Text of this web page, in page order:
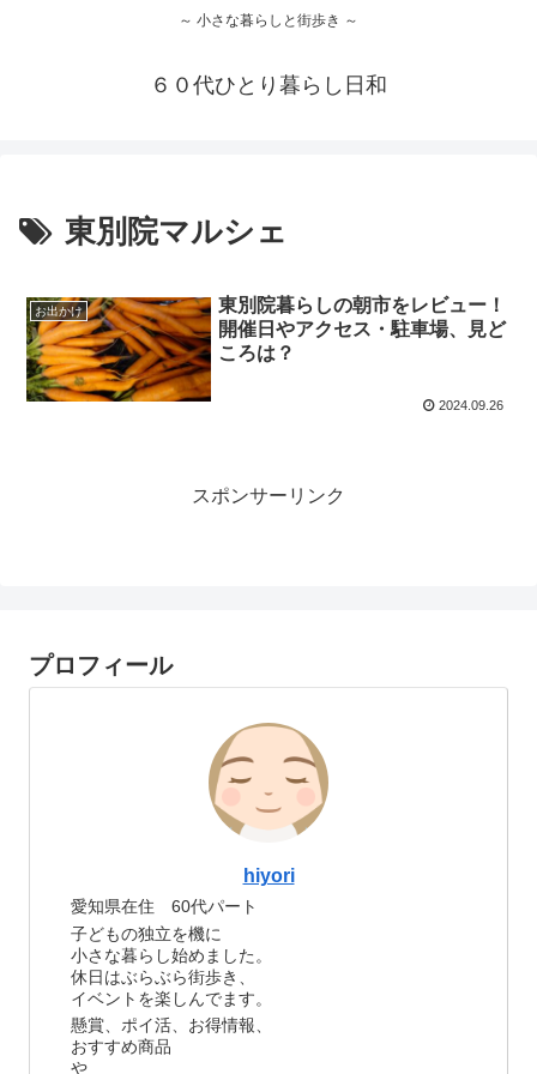
～ 小さな暮らしと街歩き ～
６０代ひとり暮らし日和
東別院マルシェ
お出かけ
東別院暮らしの朝市をレビュー！
開催日やアクセス・駐車場、見ど
ころは？
2024.09.26
スポンサーリンク
プロフィール
hiyori
愛知県在住 60代パート
子どもの独立を機に
小さな暮らし始めました。
休日はぶらぶら街歩き、
イベントを楽しんでます。
懸賞、ポイ活、お得情報、
おすすめ商品
や